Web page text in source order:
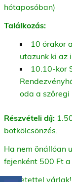
hótaposóban)
Találkozás:
10 órakor
utazunk ki az
10.10-kor
oda a szőregi
Részvételi díj:
botkölcsönzés.
Ha nem önállóan
fejenként 500 Ft
Szeretettel várlak!